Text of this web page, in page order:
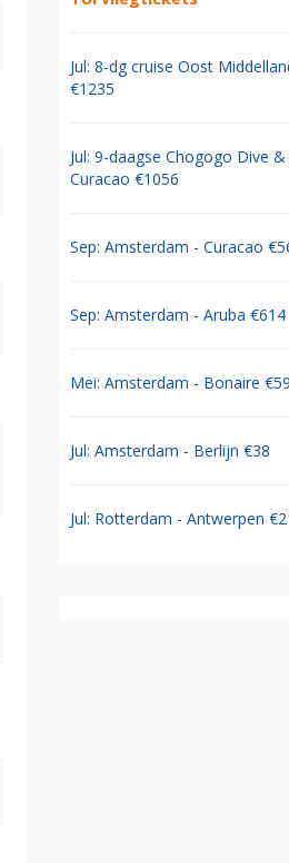
Jul: 8-dg cruise Oost
€1235
Jul: 9-daagse Chogogo Dive
Curacao €1056
Sep: Amsterdam - Curacao
Sep: Amsterdam - Aruba €614
Mei: Amsterdam - Bonaire
Jul: Amsterdam - Berlijn €38
Jul: Rotterdam - Antwerpen